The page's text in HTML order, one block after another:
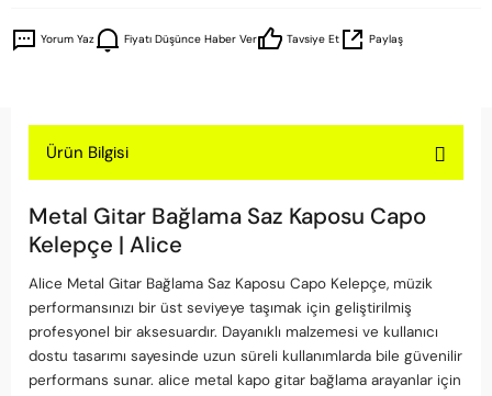
Yorum Yaz Fiyatı Düşünce Haber Ver Tavsiye Et Paylaş
Ürün Bilgisi
Metal Gitar Bağlama Saz Kaposu Capo
Kelepçe | Alice
Alice Metal Gitar Bağlama Saz Kaposu Capo Kelepçe, müzik
performansınızı bir üst seviyeye taşımak için geliştirilmiş
profesyonel bir aksesuardır. Dayanıklı malzemesi ve kullanıcı
dostu tasarımı sayesinde uzun süreli kullanımlarda bile güvenilir
performans sunar. alice metal kapo gitar bağlama arayanlar için